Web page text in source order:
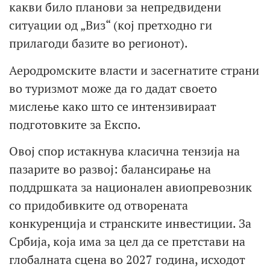
какви било планови за непредвидени
ситуации од „Виз“ (кој претходно ги
прилагоди базите во регионот).
Аеродромските власти и засегнатите страни
во туризмот може да го дадат своето
мислење како што се интензивираат
подготовките за Експо.
Овој спор истакнува класична тензија на
пазарите во развој: балансирање на
поддршката за национален авиопревозник
со придобивките од отворената
конкуренција и странските инвестиции. За
Србија, која има за цел да се претстави на
глобалната сцена во 2027 година, исходот